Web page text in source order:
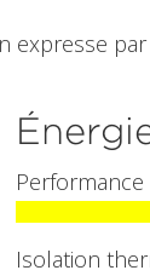
expresse
Isolation